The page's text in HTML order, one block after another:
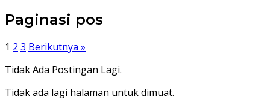
Paginasi pos
1 2 3 Berikutnya »
Tidak Ada Postingan Lagi.
Tidak ada lagi halaman untuk dimuat.